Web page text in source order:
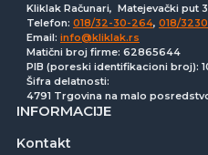
Kliklak Računari, Matejevački put
Telefon: 018/32-30-264, 018/
Email: info@kliklak.rs
Matični broj firme: 62865644
PIB (poreski identifikacioni broj):
Šifra delatnosti:
4791 Trgovina na malo
INFORMACIJE
Kontakt